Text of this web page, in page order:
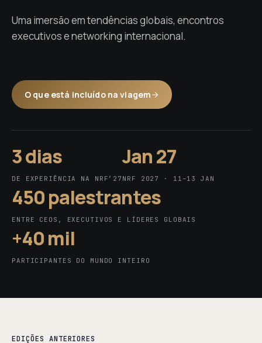
Uma imersão em tendências globais, encontros
executivos e networking internacional.
O que está incluído na viagem
3 dias
DE EXPERIÊNCIA NA NRF’27
Jan 27
NRF 2027 · 11–13 JAN
450 palestrantes
ENTRE CEOS, EXECUTIVOS E LÍDERES GLOBAIS
+40 mil
PARTICIPANTES DO MUNDO INTEIRO
EDIÇÕES ANTERIORES